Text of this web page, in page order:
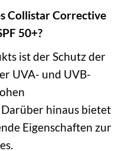
Collistar Corrective
50+?
ist der Schutz der
UVA- und UVB-
hinaus bietet
Eigenschaften zur